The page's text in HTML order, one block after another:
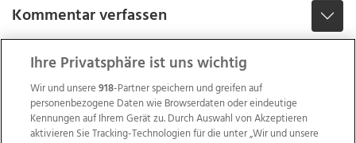
Kommentar verfassen
Ihre Privatsphäre ist uns wichtig
Wir und unsere918-Partner speichern und greifen auf
personenbezogene Daten wie Browserdaten oder eindeutige
Kennungen auf Ihrem Gerät zu. Durch Auswahl von Akzeptieren
aktivieren Sie Tracking-Technologien für die unter „Wir und unsere